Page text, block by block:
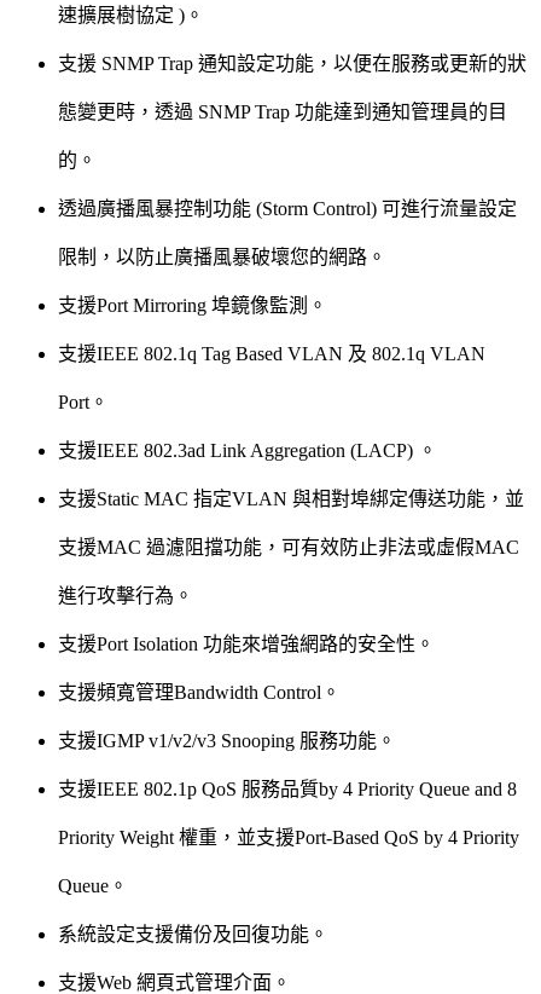
速擴展樹協定 )。
支援 SNMP Trap 通知設定功能，以便在服務或更新的狀
態變更時，透過 SNMP Trap 功能達到通知管理員的目
的。
透過廣播風暴控制功能 (Storm Control) 可進行流量設定
限制，以防止廣播風暴破壞您的網路。
支援Port Mirroring 埠鏡像監測。
支援IEEE 802.1q Tag Based VLAN 及 802.1q VLAN
Port。
支援IEEE 802.3ad Link Aggregation (LACP) 。
支援Static MAC 指定VLAN 與相對埠綁定傳送功能，並
支援MAC 過濾阻擋功能，可有效防止非法或虛假MAC
進行攻擊行為。
支援Port Isolation 功能來增強網路的安全性。
支援頻寬管理Bandwidth Control。
支援IGMP v1/v2/v3 Snooping 服務功能。
支援IEEE 802.1p QoS 服務品質by 4 Priority Queue and 8
Priority Weight 權重，並支援Port-Based QoS by 4 Priority
Queue。
系統設定支援備份及回復功能。
支援Web 網頁式管理介面。